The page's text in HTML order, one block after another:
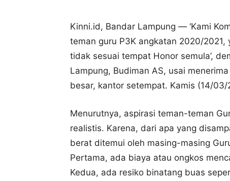
Kinni.id, Bandar Lampung — ‘Kami
teman guru P3K angkatan 2020/
tidak sesuai tempat Honor semula’,
Lampung, Budiman AS, usai
besar, kantor setempat. Kamis (14/03/
Menurutnya, aspirasi teman-teman
realistis. Karena, dari apa yang
berat ditemui oleh masing-masing
Pertama, ada biaya atau ongkos
Kedua, ada resiko binatang buas